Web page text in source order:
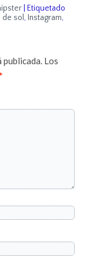
Etiquetado
de sol , Instagram,
publicada. Los